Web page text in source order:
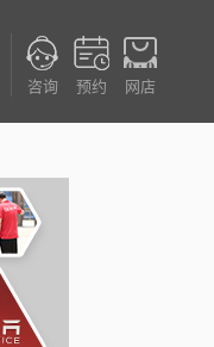
咨询 预约 网店